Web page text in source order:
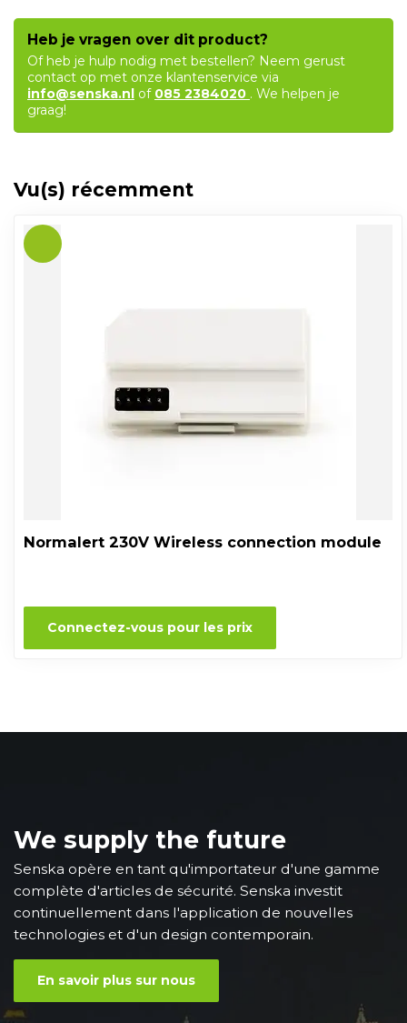
Heb je vragen over dit product?
Of heb je hulp nodig met bestellen? Neem gerust
contact op met onze klantenservice via
info@senska.nl of 085 2384020 . We helpen je
graag!
Vu(s) récemment
Normalert 230V Wireless connection module
Connectez-vous pour les prix
We supply the future
Senska opère en tant qu'importateur d'une gamme
complète d'articles de sécurité. Senska investit
continuellement dans l'application de nouvelles
technologies et d'un design contemporain.
En savoir plus sur nous